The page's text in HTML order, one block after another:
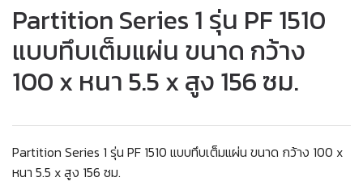
Partition Series 1 รุ่น PF 1510
แบบทึบเต็มแผ่น ขนาด กว้าง
100 x หนา 5.5 x สูง 156 ซม.
Partition Series 1 รุ่น PF 1510 แบบทึบเต็มแผ่น ขนาด กว้าง 100 x
หนา 5.5 x สูง 156 ซม.